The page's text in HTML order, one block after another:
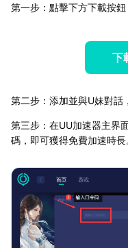
第一步：點擊下方下載按鈕
下
第二步：添加並與U妹對話
第三步：在UU加速器主界
碼，即可獲得免費加速時長